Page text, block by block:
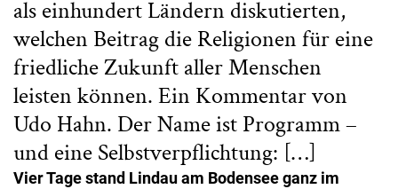
als einhundert Ländern diskutierten,
welchen Beitrag die Religionen für eine
friedliche Zukunft aller Menschen
leisten können. Ein Kommentar von
Udo Hahn. Der Name ist Programm –
und eine Selbstverpflichtung: […]
Vier Tage stand Lindau am Bodensee ganz im